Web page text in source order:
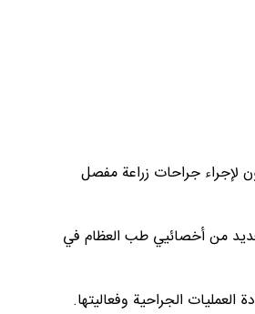
لإجراء جراحات زراعة مفصل
من أخصائيي طب العظام في
الجراحية وفعاليتها.